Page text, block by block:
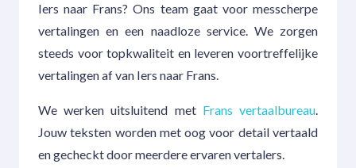
Iers naar Frans? Ons team gaat voor messcherpe
vertalingen en een naadloze service. We zorgen
steeds voor topkwaliteit en leveren voortreffelijke
vertalingen af van Iers naar Frans.
We werken uitsluitend met Frans vertaalbureau.
Jouw teksten worden met oog voor detail vertaald
en gecheckt door meerdere ervaren vertalers.